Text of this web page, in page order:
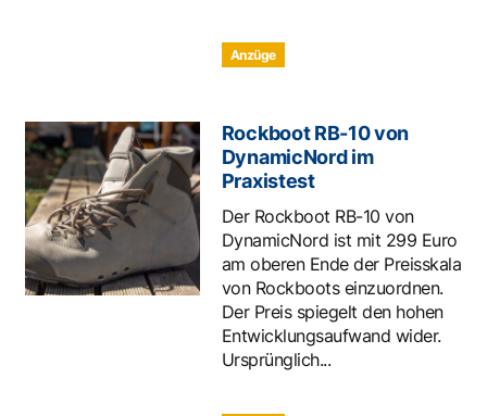
Anzüge
Rockboot RB-10 von
DynamicNord im
Praxistest
Der Rockboot RB-10 von
DynamicNord ist mit 299 Euro
am oberen Ende der Preisskala
von Rockboots einzuordnen.
Der Preis spiegelt den hohen
Entwicklungsaufwand wider.
Ursprünglich...